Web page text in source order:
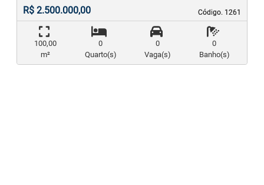
Código. 1261
Código. 1261
R$ 2.500.000,00
100,00
m²
0
Quarto(s)
0
Vaga(s)
0
Banho(s)